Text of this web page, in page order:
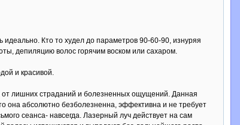
Кто то худел до параметров 90-60-90, изнуряя
депиляцию волос горячим воском или сахаром.
и красивой.
от лишних страданий и болезненных ощущений. Данная
она абсолютно безболезненна, эффективна и не требует
сеанса- навсегда. Лазерный луч действует на сам